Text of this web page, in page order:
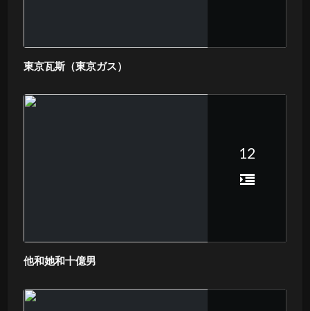
東京瓦斯（東京ガス）
12
他和她和十億男